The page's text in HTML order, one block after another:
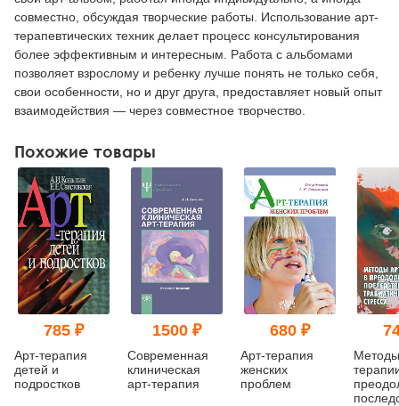
совместно, обсуждая творческие работы. Использование арт-
терапевтических техник делает процесс консультирования
более эффективным и интересным. Работа с альбомами
позволяет взрослому и ребенку лучше понять не только себя,
свои особенности, но и друг друга, предоставляет новый опыт
взаимодействия — через совместное творчество.
Похожие товары
785 ₽
Арт-терапия
детей и
подростков
1500 ₽
Современная
клиническая
арт-терапия
680 ₽
Арт-терапия
женских
проблем